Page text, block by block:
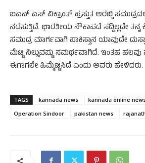
ಐಎನ್ ಎಸ್ ವಿಕ್ರಾಂತ್ ಪ್ರಸ್ತುತ ಅರಬ್ಬಿ
ನಡೆಸುತ್ತಿದೆ. ಭಾರತೀಯ ನೌಕಾಪಡೆ ಸದ್ದಿಲ್ಲದೇ ತನ್ನ
ಸಮುದ್ರ ಮಾರ್ಗವಾಗಿ ಪಾಕಿಸ್ತಾನ ಯಾವುದೇ
ಮೆಟ್ಟಿ ನಿಲ್ಲುವಷ್ಟು ಸಮರ್ಥವಾಗಿದೆ. ಇಂತಹ ಹಲವು
ಈಗಾಗಲೇ ಹಿಮ್ಮೆಟ್ಟಿಸಿದೆ ಎಂದು ಅವರು ಹೇಳಿದರು.
TAGS kannada news
kannada online
Operation Sindoor
pakistan news